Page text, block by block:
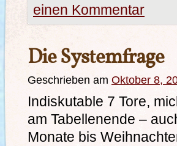
einen Kommentar
Die Systemfrage
Geschrieben am Oktober 8,
Indiskutable 7 Tore,
am Tabellenende –
Monate bis